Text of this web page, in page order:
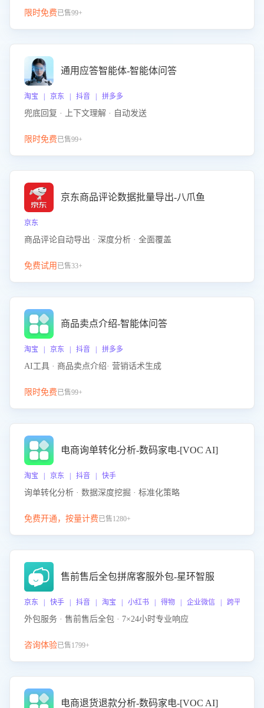
限时免费已售99+
通用应答智能体-智能体问答
淘宝 | 京东 | 抖音 | 拼多多
兜底回复 · 上下文理解 · 自动发送
限时免费已售99+
京东商品评论数据批量导出-八爪鱼
京东
商品评论自动导出 · 深度分析 · 全面覆盖
免费试用 已售33+
商品卖点介绍-智能体问答
淘宝 | 京东 | 抖音 | 拼多多
AI工具 · 商品卖点介绍· 营销话术生成
限时免费已售99+
电商询单转化分析-数码家电-[VOC AI]
淘宝 | 京东 | 抖音 | 快手
询单转化分析 · 数据深度挖掘 · 标准化策略
免费开通，按量计费已售1280+
售前售后全包拼席客服外包-星环智服
京东 | 快手 | 抖音 | 淘宝 | 小红书 | 得物 | 企业微信 | 跨平台
外包服务 · 售前售后全包 · 7×24小时专业响应
咨询体验已售1799+
电商退货退款分析-数码家电-[VOC AI]